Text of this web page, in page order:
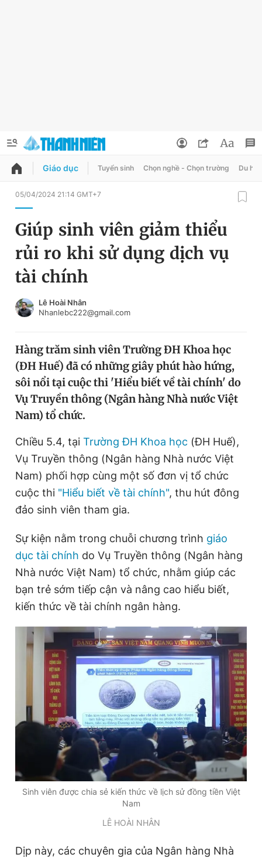
QUẢNG CÁO ĐẶT BÁO
Chuyên mục
Chuyên mục khác
Chào ngày mới
Video Magazine
Sản phẩm khác
Tiện ích Bạn cần biết
Thông tin tòa soạn Liên hệ quảng cáo
Đọc Thanh Niên trên điện thoại
Theo dõi báo trên
0906 645 777
Liên hệ quảng cáo
0908 780 404
Đặt báo Quảng cáo RSS Tòa soạn Chính sách bảo
Tổng biên tập: Nguyễn Ngọc Toàn
Phó tổng biên tập thường trực: Hải Thành
Phó tổng biên tập: Lâm Hiếu Dũng
Phó tổng biên tập: Trần Việt Hưng
Tổng thư ký tòa soạn: Đức Trung
Giấy phép xuất bản số 110/GP - BTTTT cấp ngày 24.3.2020
© 2003-2026 Bản quyền thuộc về Báo Thanh Niên. Cấm sao
chép dưới mọi hình thức nếu không có sự chấp thuận bằng văn
Đổi mật khẩu
Tin đã lưu
Giáo dục Tuyển sinh Chọn nghề - Chọn trường Du học
05/04/2024 21:14 GMT+7
Giúp sinh viên giảm thiểu
rủi ro khi sử dụng dịch vụ
tài chính
Lê Hoài Nhân
Nhanlebc222@gmail.com
Hàng trăm sinh viên Trường ĐH Khoa học
(ĐH Huế) đã có những giây phút hào hứng,
sôi nổi tại cuộc thi 'Hiểu biết về tài chính' do
Vụ Truyền thông (Ngân hàng Nhà nước Việt
Nam) tổ chức.
Chiều 5.4, tại Trường ĐH Khoa học (ĐH Huế),
Vụ Truyền thông (Ngân hàng Nhà nước Việt
Nam) phối hợp cùng một số đơn vị tổ chức
cuộc thi "Hiểu biết về tài chính", thu hút đông
đảo sinh viên tham gia.
Sự kiện nằm trong chuỗi chương trình giáo
dục tài chính do Vụ Truyền thông (Ngân hàng
Nhà nước Việt Nam) tổ chức, nhằm giúp các
bạn trẻ sớm tiếp cận và nâng cao hiểu biết,
kiến thức về tài chính ngân hàng.
Sinh viên được chia sẻ kiến thức về lịch sử đồng tiền Việt
Nam
LÊ HOÀI NHÂN
Dịp này, các chuyên gia của Ngân hàng Nhà